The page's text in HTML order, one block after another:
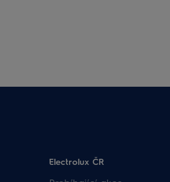
Electrolux ČR